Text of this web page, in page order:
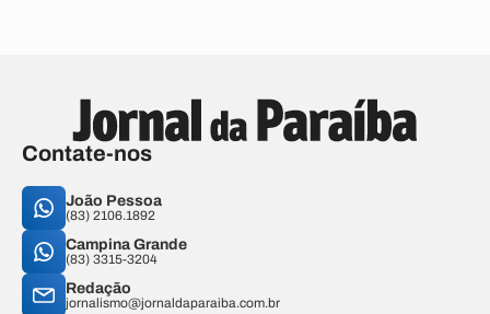
Contate-nos
João Pessoa
(83) 2106.1892
Campina Grande
(83) 3315-3204
Redação
jornalismo@jornaldaparaiba.com.br